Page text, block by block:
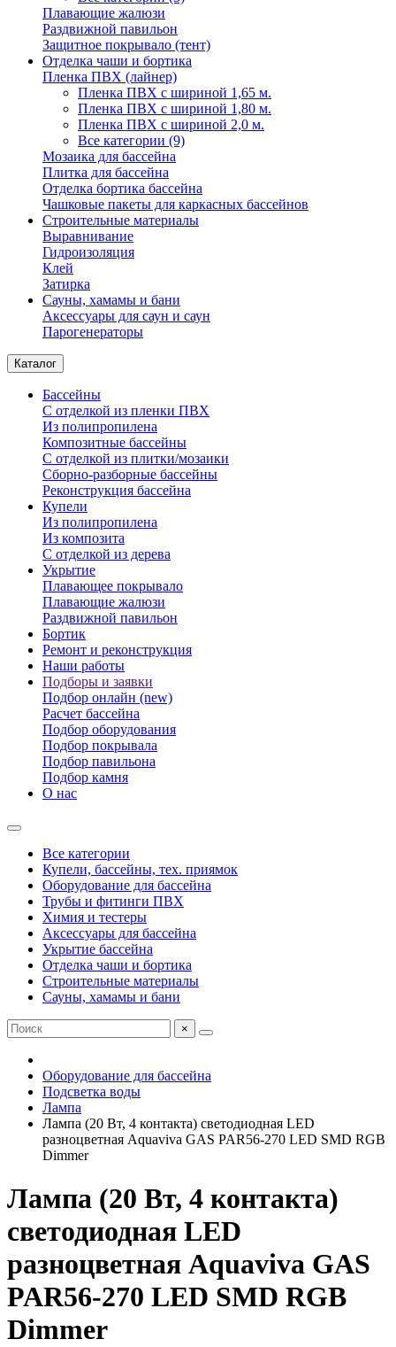
Плавающие жалюзи
Раздвижной павильон
Защитное покрывало (тент)
Отделка чаши и бортика
Пленка ПВХ (лайнер)
Пленка ПВХ с шириной 1,65 м.
Пленка ПВХ с шириной 1,80 м.
Пленка ПВХ с шириной 2,0 м.
Все категории (9)
Мозаика для бассейна
Плитка для бассейна
Отделка бортика бассейна
Чашковые пакеты для каркасных бассейнов
Строительные материалы
Выравнивание
Гидроизоляция
Клей
Затирка
Сауны, хамамы и бани
Аксессуары для саун и саун
Парогенераторы
Каталог
Бассейны
С отделкой из пленки ПВХ
Из полипропилена
Композитные бассейны
С отделкой из плитки/мозаики
Сборно-разборные бассейны
Реконструкция бассейна
Купели
Из полипропилена
Из композита
С отделкой из дерева
Укрытие
Плавающее покрывало
Плавающие жалюзи
Раздвижной павильон
Бортик
Ремонт и реконструкция
Наши работы
Подборы и заявки
Подбор онлайн (new)
Расчет бассейна
Подбор оборудования
Подбор покрывала
Подбор павильона
Подбор камня
О нас
Все категории
Купели, бассейны, тех. приямок
Оборудование для бассейна
Трубы и фитинги ПВХ
Химия и тестеры
Аксессуары для бассейна
Укрытие бассейна
Отделка чаши и бортика
Строительные материалы
Сауны, хамамы и бани
×
Оборудование для бассейна
Подсветка воды
Лампа
Лампа (20 Вт, 4 контакта) светодиодная LED
разноцветная Aquaviva GAS PAR56-270 LED SMD RGB
Dimmer
Лампа (20 Вт, 4 контакта)
светодиодная LED
разноцветная Aquaviva GAS
PAR56-270 LED SMD RGB
Dimmer